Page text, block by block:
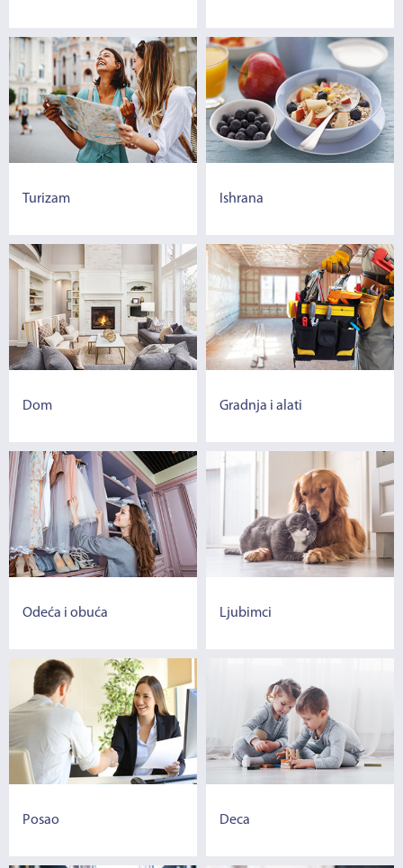
Turizam Ishrana
Dom Gradnja i alati
Odeća i obuća Ljubimci
Posao Deca